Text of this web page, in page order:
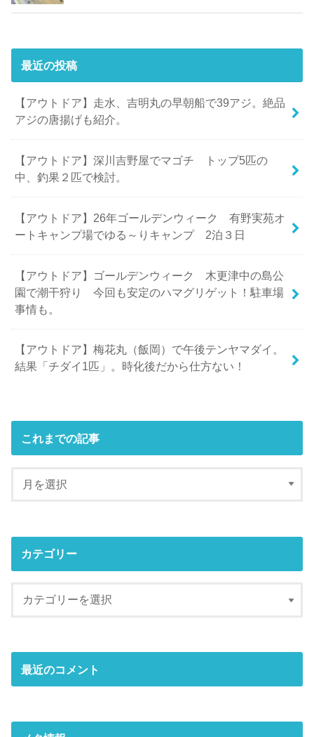
最近の投稿
【アウトドア】走水、吉明丸の早朝船で39アジ。絶品
アジの唐揚げも紹介。
【アウトドア】深川吉野屋でマゴチ トップ5匹の
中、釣果２匹で検討。
【アウトドア】26年ゴールデンウィーク 有野実苑オ
ートキャンプ場でゆる～りキャンプ 2泊３日
【アウトドア】ゴールデンウィーク 木更津中の島公
園で潮干狩り 今回も安定のハマグリゲット！駐車場
事情も。
【アウトドア】梅花丸（飯岡）で午後テンヤマダイ。
結果「チダイ1匹」。時化後だから仕方ない！
これまでの記事
カテゴリー
最近のコメント